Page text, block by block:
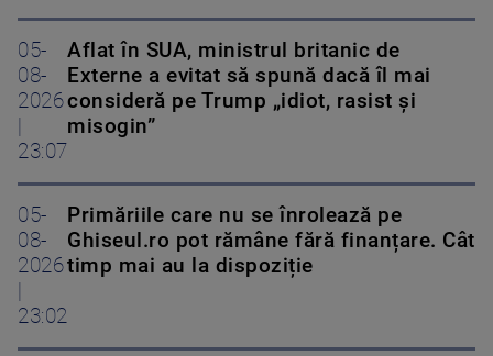
05-
08-
2026
|
23:07
Aflat în SUA, ministrul britanic de
Externe a evitat să spună dacă îl mai
consideră pe Trump „idiot, rasist și
misogin”
05-
08-
2026
|
23:02
Primăriile care nu se înrolează pe
Ghiseul.ro pot rămâne fără finanțare. Cât
timp mai au la dispoziție